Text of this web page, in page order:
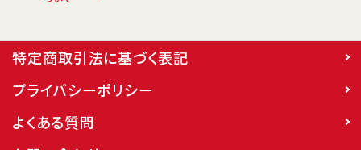
特定商取引法に基づく表記
プライバシーポリシー
よくある質問